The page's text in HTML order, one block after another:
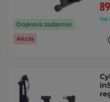
Doprava zadarmo
Akcia
na